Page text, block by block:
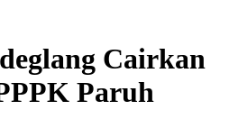
Cairkan
Paruh